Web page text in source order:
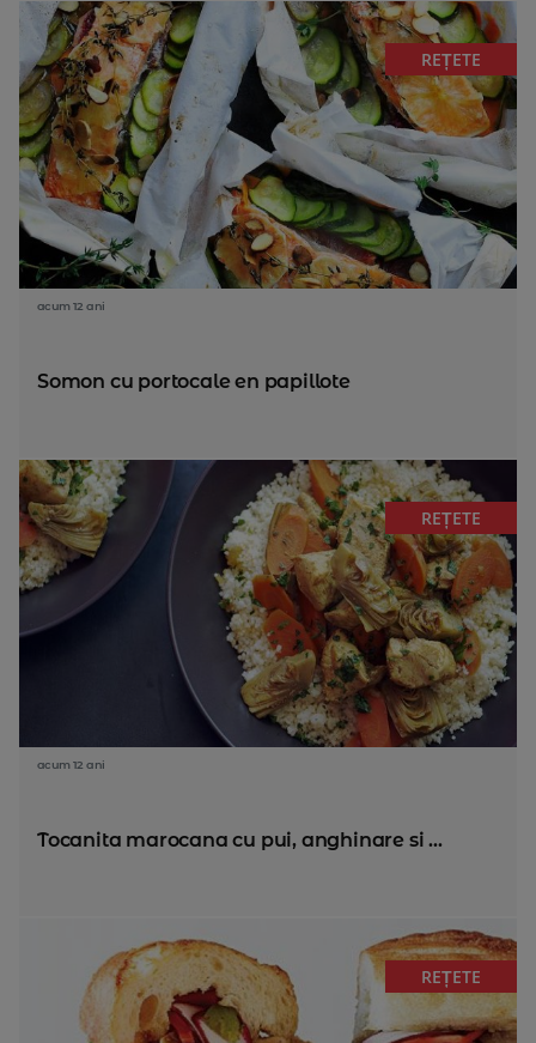
REȚETE
acum 12 ani
Somon cu portocale en papillote
REȚETE
acum 12 ani
Tocanita marocana cu pui, anghinare si ...
REȚETE